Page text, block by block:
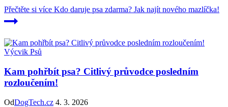
Přečtěte si více Kdo daruje psa zdarma? Jak najít nového mazlíčka!
Výcvik Psů
Kam pohřbít psa? Citlivý průvodce posledním
rozloučením!
OdDogTech.cz 4. 3. 2026